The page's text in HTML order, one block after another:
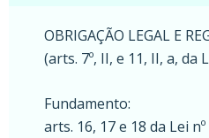
OBRIGAÇÃO LEGAL E
(arts. 7º, II, e 11, II, a, da
Fundamento:
arts. 16, 17 e 18 da Lei